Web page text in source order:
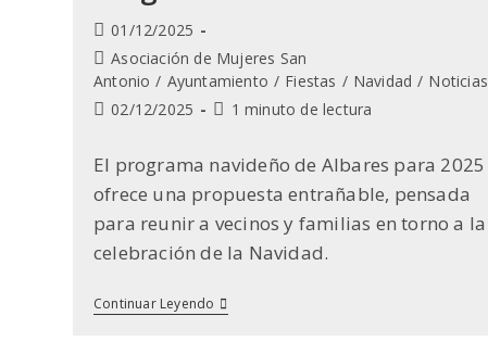
Publicación
de
la
entrada:
01/12/2025
Categoría
de
la
Asociación de Mujeres San
Antonio / Ayuntamiento / Fiestas / Navidad / Noticias
Última
de
la
entrada:
02/12/2025
Tiempo
lectura:
1 minuto de lectura
El programa navideño de Albares para 2025
ofrece una propuesta entrañable, pensada
para reunir a vecinos y familias en torno a la
celebración de la Navidad.
Continuar Leyendo Programa
De